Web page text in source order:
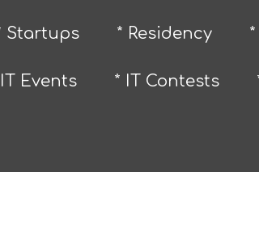
Startups * Residency
Events * IT Contests